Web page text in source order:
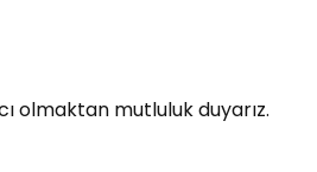
olmaktan mutluluk duyarız.